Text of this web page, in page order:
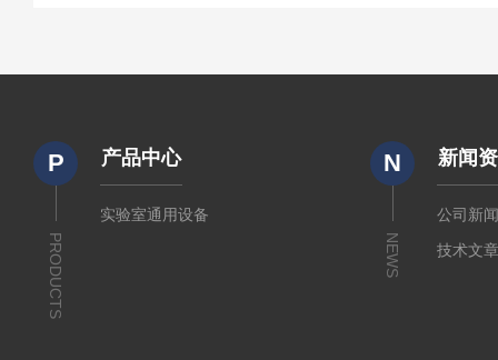
P
PRODUCTS
产品中心
实验室通用设备
N
NEWS
新闻
公司新
技术文